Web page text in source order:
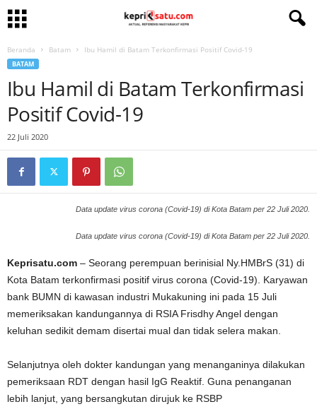
Beranda Batam Ibu Hamil di Batam Terkonfirmasi Positif Covid-19
BATAM
Ibu Hamil di Batam Terkonfirmasi
Positif Covid-19
22 Juli 2020
Data update virus corona (Covid-19) di Kota Batam per 22 Juli 2020.
Data update virus corona (Covid-19) di Kota Batam per 22 Juli 2020.
Keprisatu.com – Seorang perempuan berinisial Ny.HMBrS (31) di
Kota Batam terkonfirmasi positif virus corona (Covid-19). Karyawan
bank BUMN di kawasan industri Mukakuning ini pada 15 Juli
memeriksakan kandungannya di RSIA Frisdhy Angel dengan
keluhan sedikit demam disertai mual dan tidak selera makan.
Selanjutnya oleh dokter kandungan yang menanganinya dilakukan
pemeriksaan RDT dengan hasil IgG Reaktif. Guna penanganan
lebih lanjut, yang bersangkutan dirujuk ke RSBP